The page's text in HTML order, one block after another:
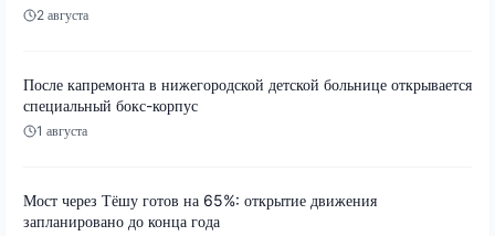
2 августа
После капремонта в нижегородской детской больнице открывается
специальный бокс-корпус
1 августа
Мост через Тёшу готов на 65%: открытие движения
запланировано до конца года